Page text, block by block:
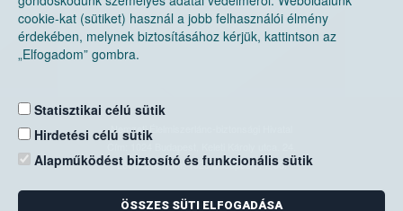
cookie-kat (sütiket) használ a jobb felhasználói élmény
érdekében, melynek biztosításához kérjük, kattintson az
„Elfogadom” gombra.
Statisztikai célú sütik
Hirdetési célú sütik
Alapműködést biztosító és funkcionális sütik
ÖSSZES SÜTI ELFOGADÁSA
Nemzeti Élelmiszerlánc-biztonsági Hivatal
Levelezési cím: 1525 Budapest. Pf. 30.